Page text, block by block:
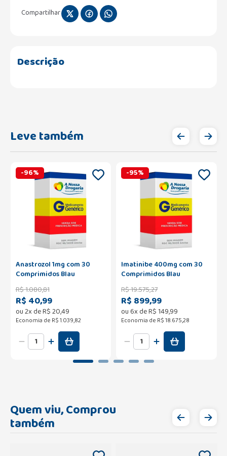
Compartilhar
Descrição
Leve também
-96%
Anastrozol 1mg com 30
Comprimidos Blau
R$1.080,81
R$ 40,99
ou2x deR$20,49
Economia de R$ 1.039,82
-95%
Imatinibe 400mg com 30
Comprimidos Blau
R$19.575,27
R$ 899,99
ou6x deR$149,99
Economia de R$ 18.675,28
Quem viu, Comprou
também